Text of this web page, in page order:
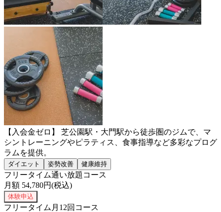
【入会金ゼロ】 芝公園駅・大門駅から徒歩圏のジムで、マ
シントレーニングやピラティス、食事指導など多彩なプログ
ラムを提供。
ダイエット 姿勢改善 健康維持
フリータイム通い放題コース
月額 54,780円(税込)
体験申込
フリータイム月12回コース